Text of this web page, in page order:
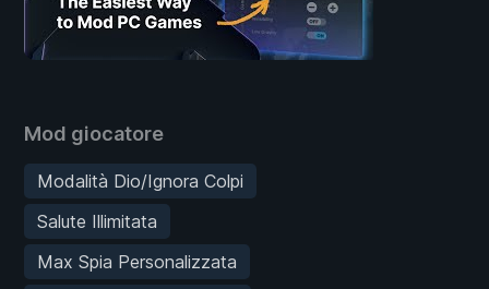
Mod giocatore
Modalità Dio/Ignora Colpi
Salute Illimitata
Max Spia Personalizzata